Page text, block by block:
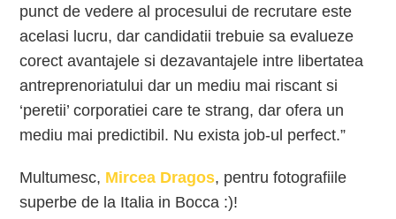
punct de vedere al procesului de recrutare este
acelasi lucru, dar candidatii trebuie sa evalueze
corect avantajele si dezavantajele intre libertatea
antreprenoriatului dar un mediu mai riscant si
‘peretii’ corporatiei care te strang, dar ofera un
mediu mai predictibil. Nu exista job-ul perfect.”
Multumesc, Mircea Dragos, pentru fotografiile
superbe de la Italia in Bocca :)!